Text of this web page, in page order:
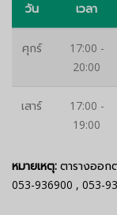
วัน เวลา
ศุกร์
17:00 -
20:00
เสาร์
17:00 -
19:00
หมายเหตุ: ตารางออก
053-936900 , 053-